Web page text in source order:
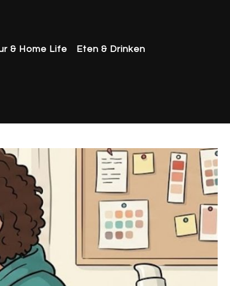
& Home Life Eten & Drinken